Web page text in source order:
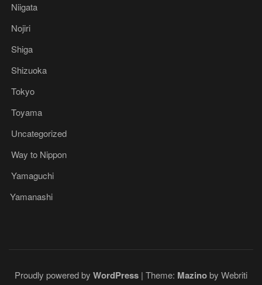
Niigata
Nojiri
Shiga
Shizuoka
Tokyo
Toyama
Uncategorized
Way to Nippon
Yamaguchi
Yamanashi
Proudly powered by WordPress | Theme: Mazinoby Webriti